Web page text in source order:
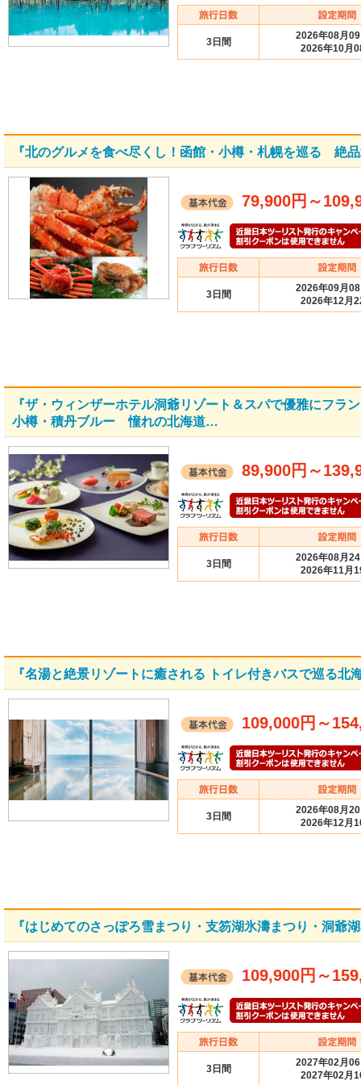
3日間
2026年08月
2026年10月
『北のグルメを食べ尽くし！函館・小樽・札幌を巡る 絶
79,900円 ～
3日間
2026年09月
2026年12月
『ザ・ウィンザーホテル洞爺リゾート＆スパで優雅にフラ
小樽・積丹ブルー 憧れの北海道…
89,900円 ～
3日間
2026年08月
2026年11月
『名湯と絶景リゾートに癒される トイレ付きバスで巡る北
109,000円 ～
3日間
2026年08月
2026年12月
『はじめてのさっぽろ雪まつり・支笏湖氷濤まつり・洞爺
109,900円 ～
3日間
2027年02月
2027年02月